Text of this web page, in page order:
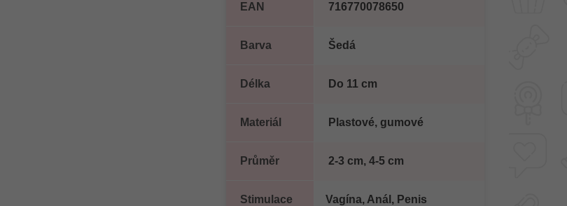
EAN 716770078650
Barva Šedá
Délka Do 11 cm
Materiál Plastové, gumové
Průměr 2-3 cm, 4-5 cm
Stimulace Vagína, Anál, Penis